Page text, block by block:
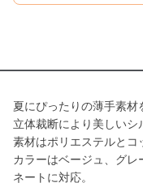
夏にぴったりの薄手素材
立体裁断により美しいシ
素材はポリエステルとコ
カラーはベージュ、グレ
ネートに対応。